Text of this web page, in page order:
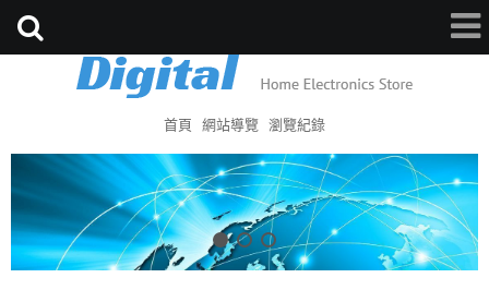
首頁 網站導覽 瀏覽紀錄